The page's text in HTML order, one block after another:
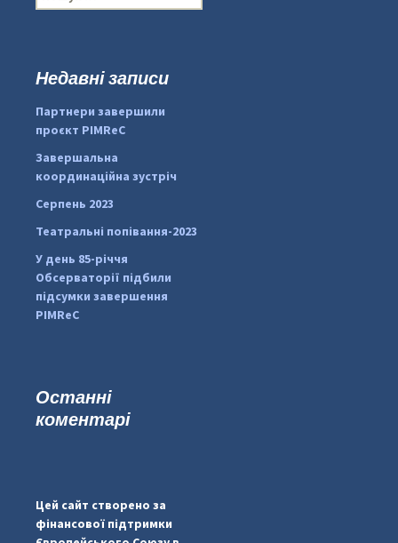
#PipIvanToday
pimrec_project
о
:Недавні записи
Партнери завершили
проєкт PIMReC
Завершальна
координаційна зустріч
Серпень 2023
Театральні попівання-2023
У день 85-річчя
Обсерваторії підбили
підсумки завершення
PIMReC
Останні
коментарі
Цей сайт створено за
фінансової підтримки